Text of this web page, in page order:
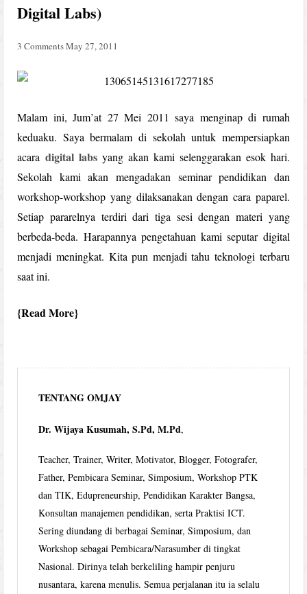
Digital Labs)
3 CommentsMay 27, 2011
Malam ini, Jum’at 27 Mei 2011 saya menginap di rumah
keduaku. Saya bermalam di sekolah untuk mempersiapkan
acara digital labsyang akan kami selenggarakan esok hari.
Sekolah kami akan mengadakan seminar pendidikan dan
workshop-workshop yang dilaksanakan dengan cara paparel.
Setiap pararelnya terdiri dari tiga sesi dengan materi yang
berbeda-beda. Harapannya pengetahuan kami seputar digital
menjadi meningkat. Kita pun menjadi tahu teknologi terbaru
saat ini.
Read More
TENTANG OMJAY
Dr. Wijaya Kusumah, S.Pd, M.Pd,
Teacher, Trainer, Writer, Motivator, Blogger, Fotografer,
Father, Pembicara Seminar, Simposium, Workshop PTK
dan TIK, Edupreneurship, Pendidikan Karakter Bangsa,
Konsultan manajemen pendidikan, serta Praktisi ICT.
Sering diundang di berbagai Seminar, Simposium, dan
Workshop sebagai Pembicara/Narasumber di tingkat
Nasional. Dirinya telah berkeliling hampir penjuru
nusantara, karena menulis. Semua perjalanan itu ia selalu